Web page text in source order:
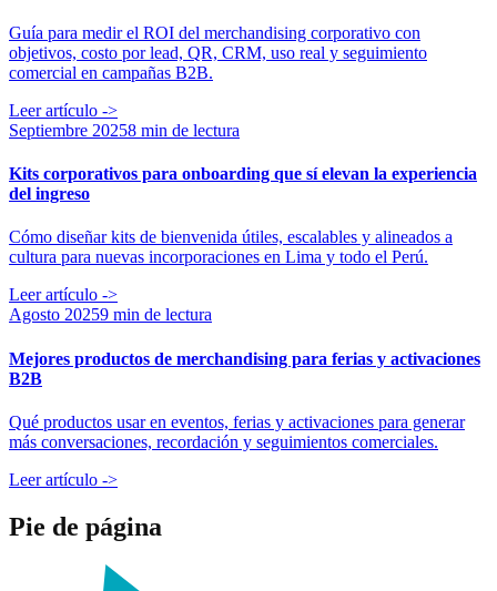
Guía para medir el ROI del merchandising corporativo con
objetivos, costo por lead, QR, CRM, uso real y seguimiento
comercial en campañas B2B.
Leer artículo ->
Septiembre 20258 min de lectura
Kits corporativos para onboarding que sí elevan la experiencia
del ingreso
Cómo diseñar kits de bienvenida útiles, escalables y alineados a
cultura para nuevas incorporaciones en Lima y todo el Perú.
Leer artículo ->
Agosto 20259 min de lectura
Mejores productos de merchandising para ferias y activaciones
B2B
Qué productos usar en eventos, ferias y activaciones para generar
más conversaciones, recordación y seguimientos comerciales.
Leer artículo ->
Pie de página